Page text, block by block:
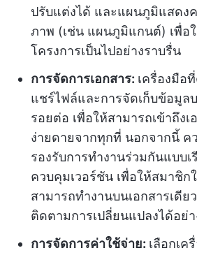
ปรับแต่งได้ และแผนภูมิแสดง
ภาพ (เช่น แผนภูมิแกนต์) เพื่อ
โครงการเป็นไปอย่างราบรื่น
การจัดการเอกสาร: เครื่องมือ
แชร์ไฟล์และการจัดเก็บข้อมูล
รอยต่อ เพื่อให้สามารถเข้าถึงเ
ง่ายดายจากทุกที่ นอกจากนี้ ค
รองรับการทำงานร่วมกันแบบ
ควบคุมเวอร์ชัน เพื่อให้สมาชิ
สามารถทำงานบนเอกสารเดี
ติดตามการเปลี่ยนแปลงได้อย่
การจัดการค่าใช้จ่าย: เลือกเ